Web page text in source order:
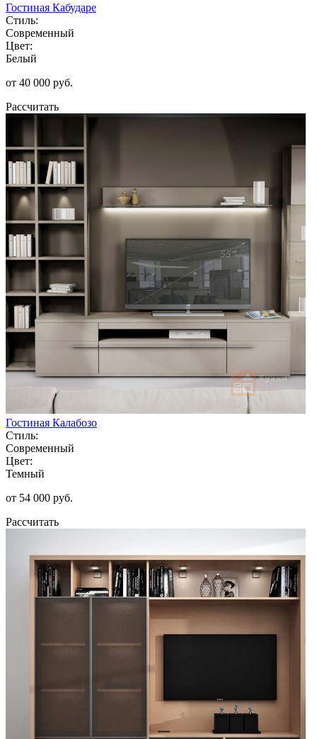
Гостиная Кабударе
Стиль:
Современный
Цвет:
Белый
от 40 000 руб.
Рассчитать
Гостиная Калабозо
Стиль:
Современный
Цвет:
Темный
от 54 000 руб.
Рассчитать